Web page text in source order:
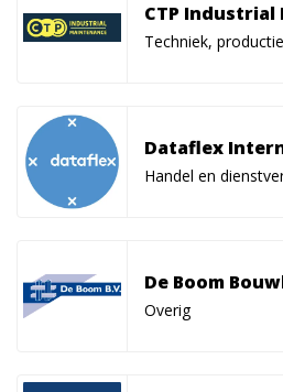
CTP Industrial
Techniek,
Dataflex
Handel en
De Boom
Overig